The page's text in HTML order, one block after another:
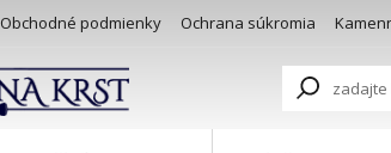
Obchodné podmienky Ochrana súkromia